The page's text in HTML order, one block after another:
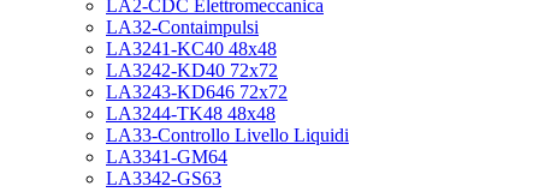
LA2-CDC Elettromeccanica
LA32-Contaimpulsi
LA3241-KC40 48x48
LA3242-KD40 72x72
LA3243-KD646 72x72
LA3244-TK48 48x48
LA33-Controllo Livello Liquidi
LA3341-GM64
LA3342-GS63